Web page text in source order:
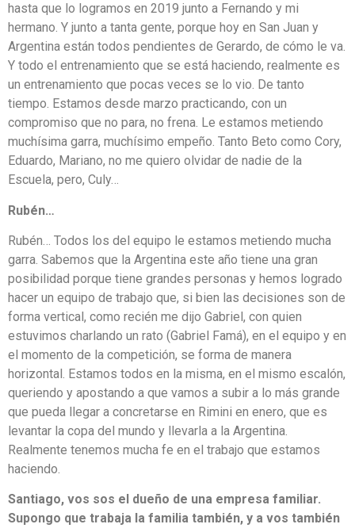
hasta que lo logramos en 2019 junto a Fernando y mi
hermano. Y junto a tanta gente, porque hoy en San Juan y
Argentina están todos pendientes de Gerardo, de cómo le va.
Y todo el entrenamiento que se está haciendo, realmente es
un entrenamiento que pocas veces se lo vio. De tanto
tiempo. Estamos desde marzo practicando, con un
compromiso que no para, no frena. Le estamos metiendo
muchísima garra, muchísimo empeño. Tanto Beto como Cory,
Eduardo, Mariano, no me quiero olvidar de nadie de la
Escuela, pero, Culy…
Rubén…
Rubén… Todos los del equipo le estamos metiendo mucha
garra. Sabemos que la Argentina este año tiene una gran
posibilidad porque tiene grandes personas y hemos logrado
hacer un equipo de trabajo que, si bien las decisiones son de
forma vertical, como recién me dijo Gabriel, con quien
estuvimos charlando un rato (Gabriel Famá), en el equipo y en
el momento de la competición, se forma de manera
horizontal. Estamos todos en la misma, en el mismo escalón,
queriendo y apostando a que vamos a subir a lo más grande
que pueda llegar a concretarse en Rimini en enero, que es
levantar la copa del mundo y llevarla a la Argentina.
Realmente tenemos mucha fe en el trabajo que estamos
haciendo.
Santiago, vos sos el dueño de una empresa familiar.
Supongo que trabaja la familia también, y a vos también